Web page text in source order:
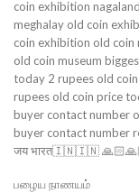
coin exhibition
meghalay old coin
coin exhibition old coin
old coin museum
today 2 rupees old
rupees old coin price
buyer contact number
buyer contact number
जय भारत🇮🇳🇮🇳
பழைய நாணயம்